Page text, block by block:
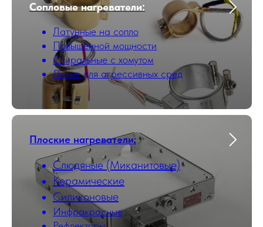
Сопловые нагреватели:
Латунные на сопло
Повышенной мощности
Cпиральные с хомутом
Литые для агрессивных сред
Плоские нагреватели:
Слюдяные (Миканитовые)
Керамические
Силиконовые
Инфракрасные